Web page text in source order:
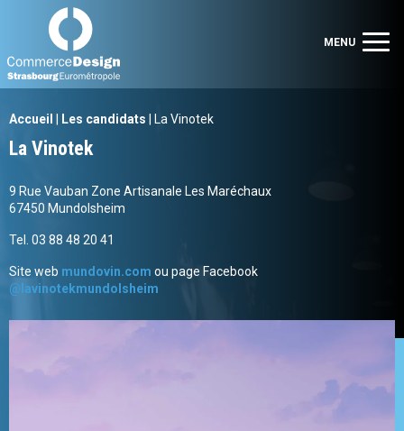
Commerce Design Strasbourg Eurométropole
MENU
Accueil Les candidats La Vinotek
La Vinotek
9 Rue Vauban Zone Artisanale Les Maréchaux
67450 Mundolsheim
Tel. 03 88 48 20 41
Site web mundovin.com ou page Facebook
@lavinotekmundolsheim